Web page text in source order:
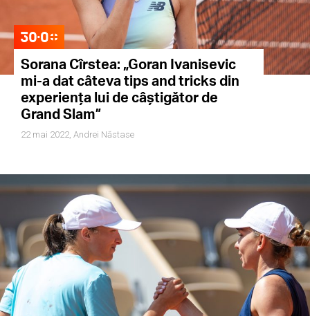
Sorana Cîrstea: „Goran Ivanisevic
mi-a dat câteva tips and tricks din
experiența lui de câștigător de
Grand Slam”
22 mai 2022, Andrei Năstase